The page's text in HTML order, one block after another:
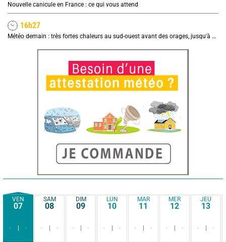
Nouvelle canicule en France : ce qui vous attend
16h27
Météo demain : très fortes chaleurs au sud-ouest avant des orages, jusqu'à 39°C
VEN
07
- -
SAM
08
- -
DIM
09
- -
LUN
10
- -
MAR
11
- -
MER
12
- -
JEU
13
- -